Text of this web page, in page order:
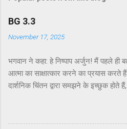
BG 3.3
November 17, 2025
भगवान ने कहा: हे निष्पाप अर्जुन! मैं पहले ही
आत्मा का साक्षात्कार करने का प्रयास
दार्शनिक चिंतन द्वारा समझने के इच्छुक होते
कर्मयोग या बुद्धियोग। इस श्लोक में
सांख्ययोग, अर्थात् आत्मा और पदार्थ की